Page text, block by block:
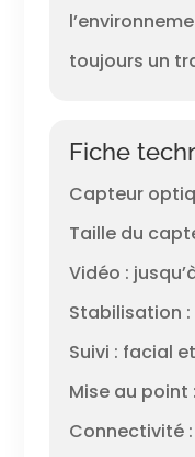
toujours un
Fiche
Capteur
Taille du
Vidéo :
Stabilisation
Suivi : facial
Mise au point
Connectivité